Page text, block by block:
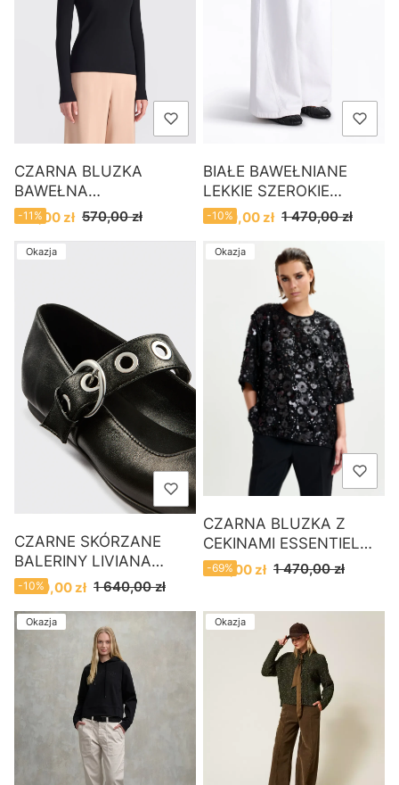
CZARNA BLUZKA
BAWEŁNA
PRĄŻKOWANA LIVIANA
CONTI
Cena promocyjna
510,00 zł 570,00 zł
-11%
BIAŁE BAWEŁNIANE
LEKKIE SZEROKIE
SPODNIE LIVIANA CONTI
Cena promocyjna
1 320,00 zł 1 470,00 zł
-10%
Okazja
CZARNE SKÓRZANE
BALERINY LIVIANA
CONTI
Cena promocyjna
1 480,00 zł 1 640,00 zł
-10%
Okazja
CZARNA BLUZKA Z
CEKINAMI ESSENTIEL
ANTWERP
Cena promocyjna
450,00 zł 1 470,00 zł
-69%
Okazja Okazja